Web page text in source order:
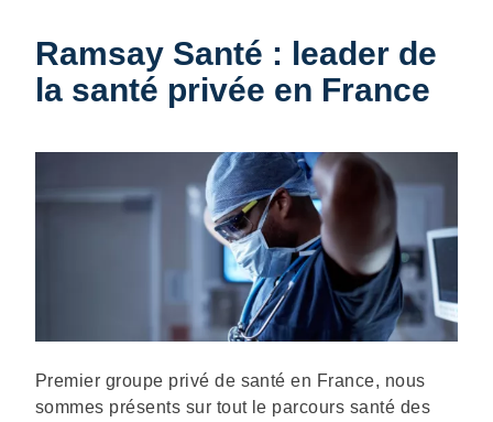
Ramsay Santé : leader de
la santé privée en France
Description
Premier groupe privé de santé en France, nous
sommes présents sur tout le parcours santé des